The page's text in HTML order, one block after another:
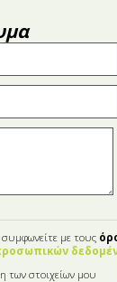
με τους
των στοιχείων μου